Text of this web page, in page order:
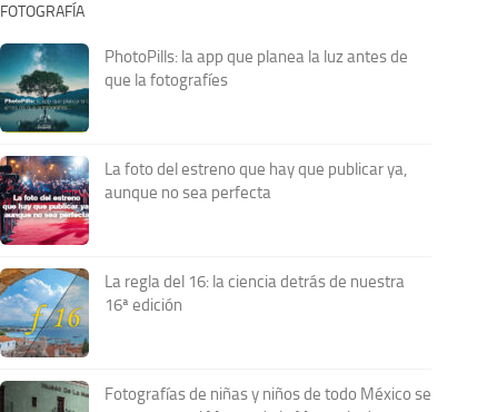
FOTOGRAFÍA
PhotoPills: la app que planea la luz antes de
que la fotografíes
La foto del estreno que hay que publicar ya,
aunque no sea perfecta
La regla del 16: la ciencia detrás de nuestra
16ª edición
Fotografías de niñas y niños de todo México se